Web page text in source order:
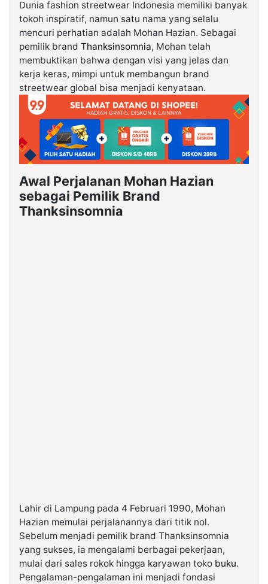
Kabarbaru.co
2026
Kabarbaru
Holding
Dunia fashion streetwear Indonesia memiliki banyak
tokoh inspiratif, namun satu nama yang selalu
mencuri perhatian adalah Mohan Hazian. Sebagai
pemilik brand Thanksinsomnia, Mohan telah
membuktikan bahwa dengan visi yang jelas dan
kerja keras, mimpi untuk membangun brand
streetwear global bisa menjadi kenyataan.
Awal Perjalanan Mohan Hazian
sebagai Pemilik Brand
Thanksinsomnia
Lahir di Lampung pada 4 Februari 1990, Mohan
Hazian memulai perjalanannya dari titik nol.
Sebelum menjadi pemilik brand Thanksinsomnia
yang sukses, ia mengalami berbagai pekerjaan,
mulai dari sales rokok hingga karyawan toko buku.
Pengalaman-pengalaman ini menjadi fondasi